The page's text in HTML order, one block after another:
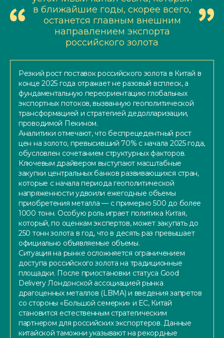
в ближайшие годы, скорее всего,
останется главным внешним
направлением экспорта
российского золота
Резкий рост поставок российского золота в Китай в
конце 2025 года отражает не разовый всплеск, а
фундаментальную переориентацию глобальных
экспортных потоков, вызванную геополитической
трансформацией и стратегией дедолларизации,
проводимой Пекином.
Аналитики отмечают, что беспрецедентный рост
цен на золото, превысивший 70% с начала 2025 года,
обусловлен сочетанием структурных факторов.
Ключевым драйвером выступают масштабные
закупки центральных банков развивающихся стран,
которые с начала периода геополитической
напряженности удвоили ежегодные объемы
приобретения металла — с примерно 500 до более
1000 тонн. Особую роль играет политика Китая,
который, по оценкам экспертов, может закупать до
250 тонн золота в год, что в десять раз превышает
официально объявляемые объемы.
Ситуация на рынке осложняется ограничением
доступа российского золота на традиционные
площадки. После приостановки статуса Good
Delivery Лондонской ассоциацией рынка
драгоценных металлов (LBMA) и введения запретов
со стороны «Большой семерки» и ЕС, Китай
становится естественным стратегическим
партнером для российских экспортеров. Данные
китайской таможни указывают на рекордные